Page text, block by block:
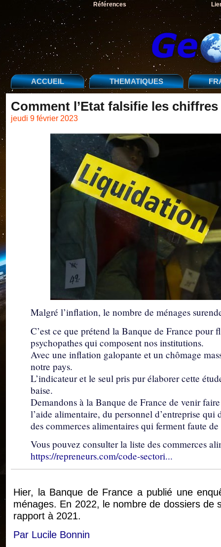
Références
ACCUEIL THEMATIQUES
Comment l’Etat falsifie les
jeudi 9 février 2023
Malgré l’inflation, le nombre de ménages
C’est ce que prétend la Banque de France pour
psychopathes qui composent nos institutions.
Avec une inflation galopante et un chômage
notre pays.
L’indicateur et le seul pris pur élaborer cette
baise.
Demandons à la Banque de France de venir
l’aide alimentaire, du personnel d’entreprise
des commerces alimentaires qui ferment faute
Vous pouvez consulter la liste des commerces
https://repreneurs.com/code-sectori...
Hier, la Banque de France a publié une
ménages. En 2022, le nombre de dossiers
rapport à 2021.
Par Lucile Bonnin